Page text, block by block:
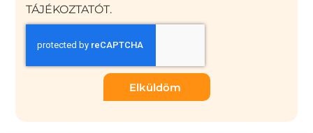
TÁJÉKOZTATÓT.
Elküldöm